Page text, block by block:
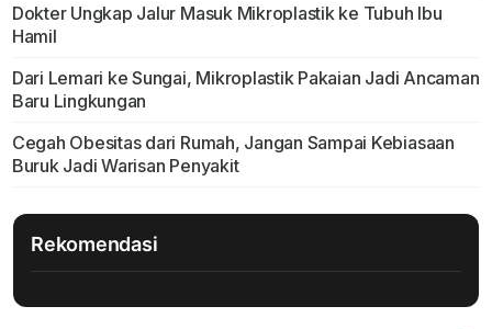
Dokter Ungkap Jalur Masuk Mikroplastik ke Tubuh Ibu
Hamil
Dari Lemari ke Sungai, Mikroplastik Pakaian Jadi Ancaman
Baru Lingkungan
Cegah Obesitas dari Rumah, Jangan Sampai Kebiasaan
Buruk Jadi Warisan Penyakit
Rekomendasi